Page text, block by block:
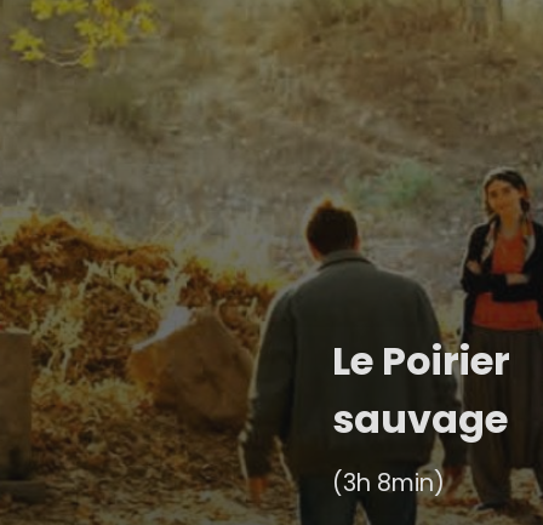
Le Poirier
sauvage
(3h 8min)